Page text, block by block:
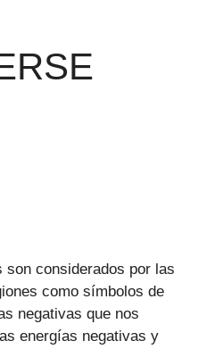
son considerados por las
como símbolos de
negativas que nos
energías negativas y